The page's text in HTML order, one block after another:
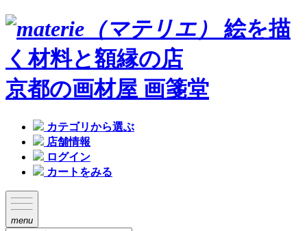
絵を描
く材料と額縁の店
京都の画材屋 画箋堂
カテゴリから選ぶ
店舗情報
ログイン
カートをみる
menu